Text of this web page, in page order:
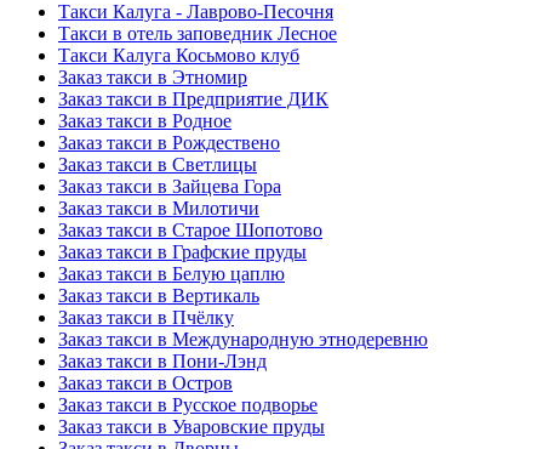
Такси Калуга - Лаврово-Песочня
Такси в отель заповедник Лесное
Такси Калуга Косьмово клуб
Заказ такси в Этномир
Заказ такси в Предприятие ДИК
Заказ такси в Родное
Заказ такси в Рождествено
Заказ такси в Светлицы
Заказ такси в Зайцева Гора
Заказ такси в Милотичи
Заказ такси в Старое Шопотово
Заказ такси в Графские пруды
Заказ такси в Белую цаплю
Заказ такси в Вертикаль
Заказ такси в Пчёлку
Заказ такси в Международную этнодеревню
Заказ такси в Пони-Лэнд
Заказ такси в Остров
Заказ такси в Русское подворье
Заказ такси в Уваровские пруды